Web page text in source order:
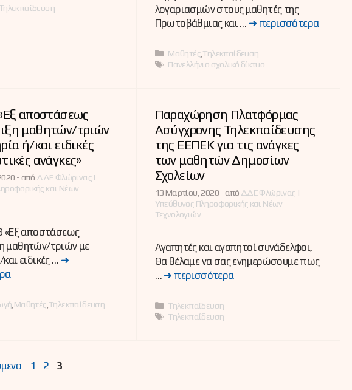
Τηλεκπαίδευση
λογαριασμών στους μαθητές της
Πρωτοβάθμιας και … ➜ περισσότερα
Κατηγορίες
Μαθητές, Τηλεκπαίδευση
Ετικέτες
Πανελλήνιο σχολικό δίκτυο
αποστάσεως
μαθητών/τριών
ή/και ειδικές
ανάγκες»
-από ΔΔΕ Φλώρινας |
και Νέων
«Εξ αποστάσεως
μαθητών/τριών με
ειδικές … ➜
Μαθητές Τηλεκπαίδευση
Παραχώρηση Πλατφόρμας
Ασύγχρονης Τηλεκπαίδευσης
της ΕΕΠΕΚ για τις ανάγκες
των μαθητών Δημοσίων
Σχολείων
13 Μαρτίου, 2020 -από ΔΔΕ Φλώρινας |
Υπεύθυνος Πληροφορικής και Νέων
Τεχνολογιών
Αγαπητές και αγαπητοί συνάδελφοι,
Θα θέλαμε να σας ενημερώσουμε πως
… ➜ περισσότερα
Κατηγορίες
Τηλεκπαίδευση
Ετικέτες
Τηλεκπαίδευση
Σελίδα
1 Σελίδα
2 Σελίδα
3